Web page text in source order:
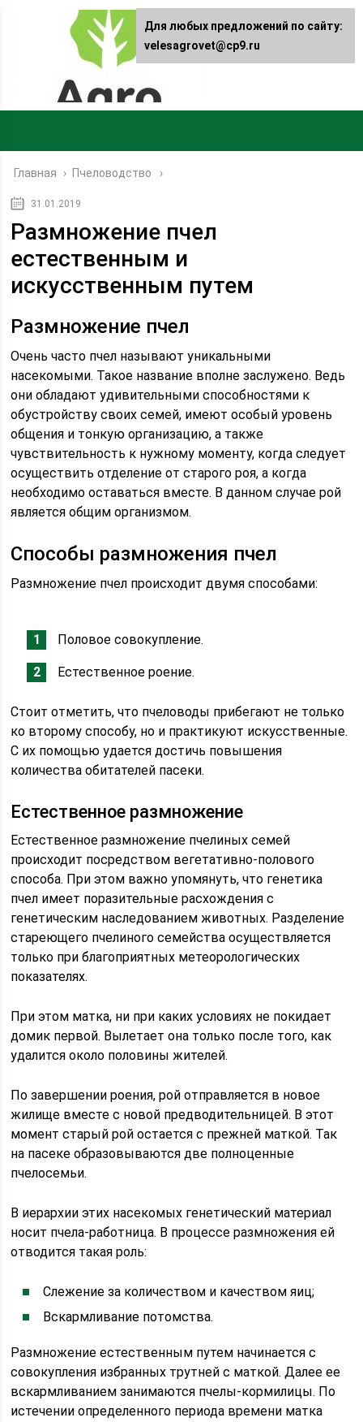
Главная › Пчеловодство
31.01.2019
Размножение пчел
естественным и
искусственным путем
Размножение пчел
Очень часто пчел называют уникальными
насекомыми. Такое название вполне заслужено. Ведь
они обладают удивительными способностями к
обустройству своих семей, имеют особый уровень
общения и тонкую организацию, а также
чувствительность к нужному моменту, когда следует
осуществить отделение от старого роя, а когда
необходимо оставаться вместе. В данном случае рой
является общим организмом.
Способы размножения пчел
Размножение пчел происходит двумя способами:
Половое совокупление.
Естественное роение.
Стоит отметить, что пчеловоды прибегают не только
ко второму способу, но и практикуют искусственные.
С их помощью удается достичь повышения
количества обитателей пасеки.
Естественное размножение
Естественное размножение пчелиных семей
происходит посредством вегетативно-полового
способа. При этом важно упомянуть, что генетика
пчел имеет поразительные расхождения с
генетическим наследованием животных. Разделение
стареющего пчелиного семейства осуществляется
только при благоприятных метеорологических
показателях.
При этом матка, ни при каких условиях не покидает
домик первой. Вылетает она только после того, как
удалится около половины жителей.
По завершении роения, рой отправляется в новое
жилище вместе с новой предводительницей. В этот
момент старый рой остается с прежней маткой. Так
на пасеке образовываются две полноценные
пчелосемьи.
В иерархии этих насекомых генетический материал
носит пчела-работница. В процессе размножения ей
отводится такая роль:
Слежение за количеством и качеством яиц;
Вскармливание потомства.
Размножение естественным путем начинается с
совокупления избранных трутней с маткой. Далее ее
вскармливанием занимаются пчелы-кормилицы. По
истечении определенного периода времени матка
Для любых предложений по сайту:
velesagrovet@cp9.ru